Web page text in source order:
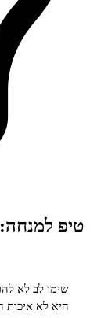
לב לא להפוך את זה
לא איכות הצילום אלא